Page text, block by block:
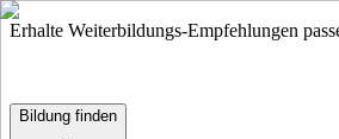
Erhalte Weiterbildungs-Empfehlungen
Bildung finden